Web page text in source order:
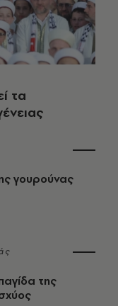
τα
γουρούνας
της